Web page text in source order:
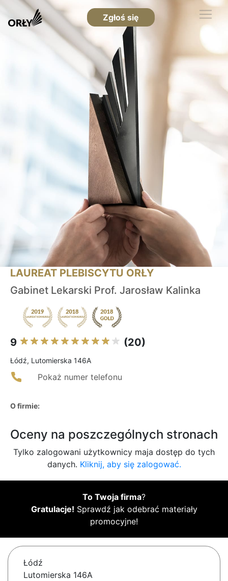
Zgłoś się
LAUREAT PLEBISCYTU ORŁY
Gabinet Lekarski Prof. Jarosław Kalinka
9 (20)
Łódź, Lutomierska 146A
Pokaż numer telefonu
O firmie:
Oceny na poszczególnych stronach
Tylko zalogowani użytkownicy maja dostęp do tych
danych. Kliknij, aby się zalogować.
To Twoja firma?
Gratulacje! Sprawdź jak odebrać materiały
promocyjne!
Łódź
Lutomierska 146A